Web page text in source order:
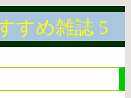
すめ雑誌 5